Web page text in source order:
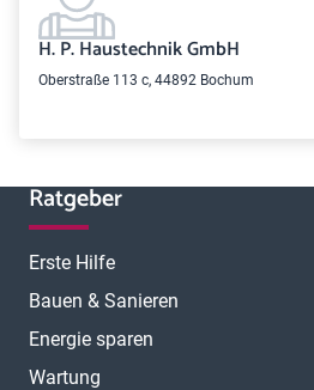
H. P. Haustechnik GmbH
Oberstraße 113 c, 44892 Bochum
Ratgeber
Erste Hilfe
Bauen & Sanieren
Energie sparen
Wartung